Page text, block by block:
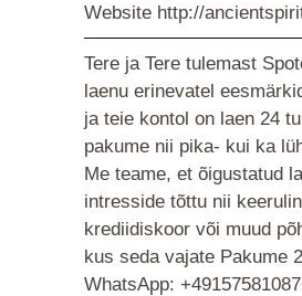
Website http://
Tere ja Tere tulemast
laenu erinevatel
ja teie kontol on laen 24
pakume nii pika- kui ka
Me teame, et õigustatud
intresside tõttu nii
krediidiskoor või muud
kus seda vajate Pakume
WhatsApp: